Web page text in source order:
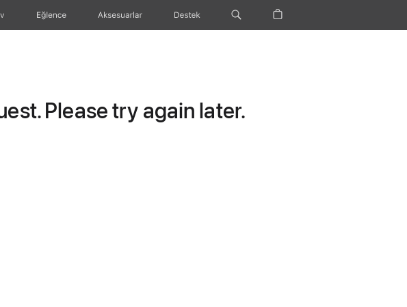
Eğlence Aksesuarlar Destek
Please try again later.